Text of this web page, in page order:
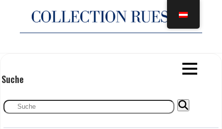
springen
Suche